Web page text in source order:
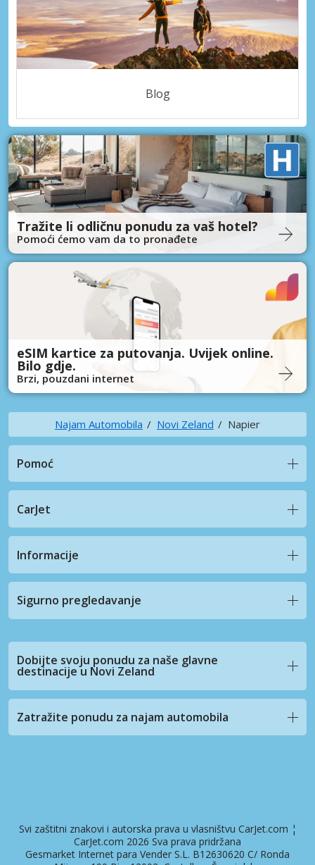
Blog
Tražite li odličnu ponudu za vaš hotel?
Pomoći ćemo vam da to pronađete
eSIM kartice za putovanja. Uvijek online.
Bilo gdje.
Brzi, pouzdani internet
Najam Automobila Novi Zeland Napier
Pomoć
CarJet
Informacije
Sigurno pregledavanje
Dobijte svoju ponudu za naše glavne
destinacije u Novi Zeland
Zatražite ponudu za najam automobila
Svi zaštitni znakovi i autorska prava u vlasništvu CarJet.com ¦
CarJet.com 2026 Sva prava pridržana
Gesmarket Internet para Vender S.L. B12630620 C/ Ronda